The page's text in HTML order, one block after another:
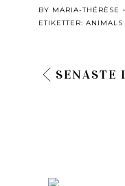
BY MARIA-THÉRÈSE
ETIKETTER: ANIMALS
SENASTE